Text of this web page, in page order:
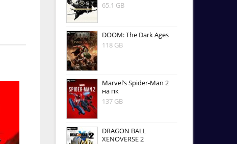
65.1 GB
DOOM: The Dark Ages
118 GB
Marvel’s Spider-Man 2
на пк
137 GB
DRAGON BALL
XENOVERSE 2